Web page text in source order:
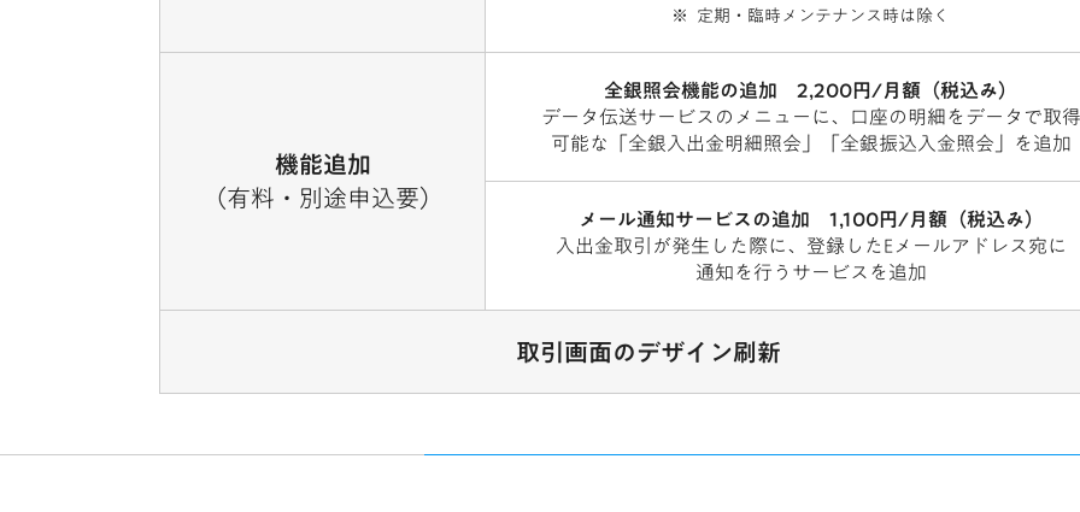
定期・臨時メンテナンス時は除く
機能追加
（有料・別途申込要）
全銀照会機能の追加 2,200円/月額（税込み）
データ伝送サービスのメニューに、
口座の明細をデータで取得
可能な 「全銀入出金明細照会」「全銀振込入金照会」を追加
メール通知サービスの追加 1,100円/月額（税込み）
入出金取引が発生した際に、 登録したEメールアドレス宛に
通知を行うサービスを追加
取引画面のデザイン刷新